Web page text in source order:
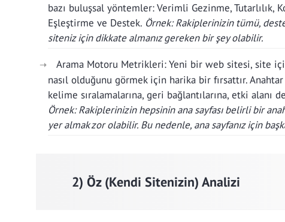
bazı buluşsal yöntemler: Verimli Gezinme,
Eşleştirme ve Destek. Örnek: Rakiplerinizin tümü,
siteniz için dikkate almanız gereken bir şey olabilir.
Arama Motoru Metrikleri: Yeni bir web sitesi, site içi
nasıl olduğunu görmek için harika bir fırsattır.
kelime sıralamalarına, geri bağlantılarına, etki alanı
Örnek: Rakiplerinizin hepsinin ana sayfası belirli bir
yer almak zor olabilir. Bu nedenle, ana sayfanız için
2) Öz (Kendi Sitenizin) Analizi